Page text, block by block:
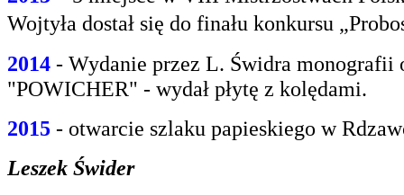
Wojtyła dostał się do finału konkursu
2014 - Wydanie przez L. Świdra monografii
"POWICHER" - wydał płytę z kolędami.
2015 - otwarcie szlaku papieskiego w
Leszek Świder